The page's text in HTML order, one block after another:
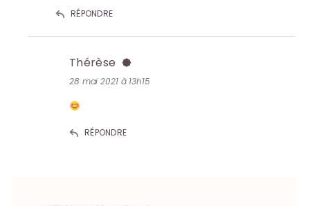
RÉPONDRE
Thérèse
28 mai 2021 à 13h15
RÉPONDRE